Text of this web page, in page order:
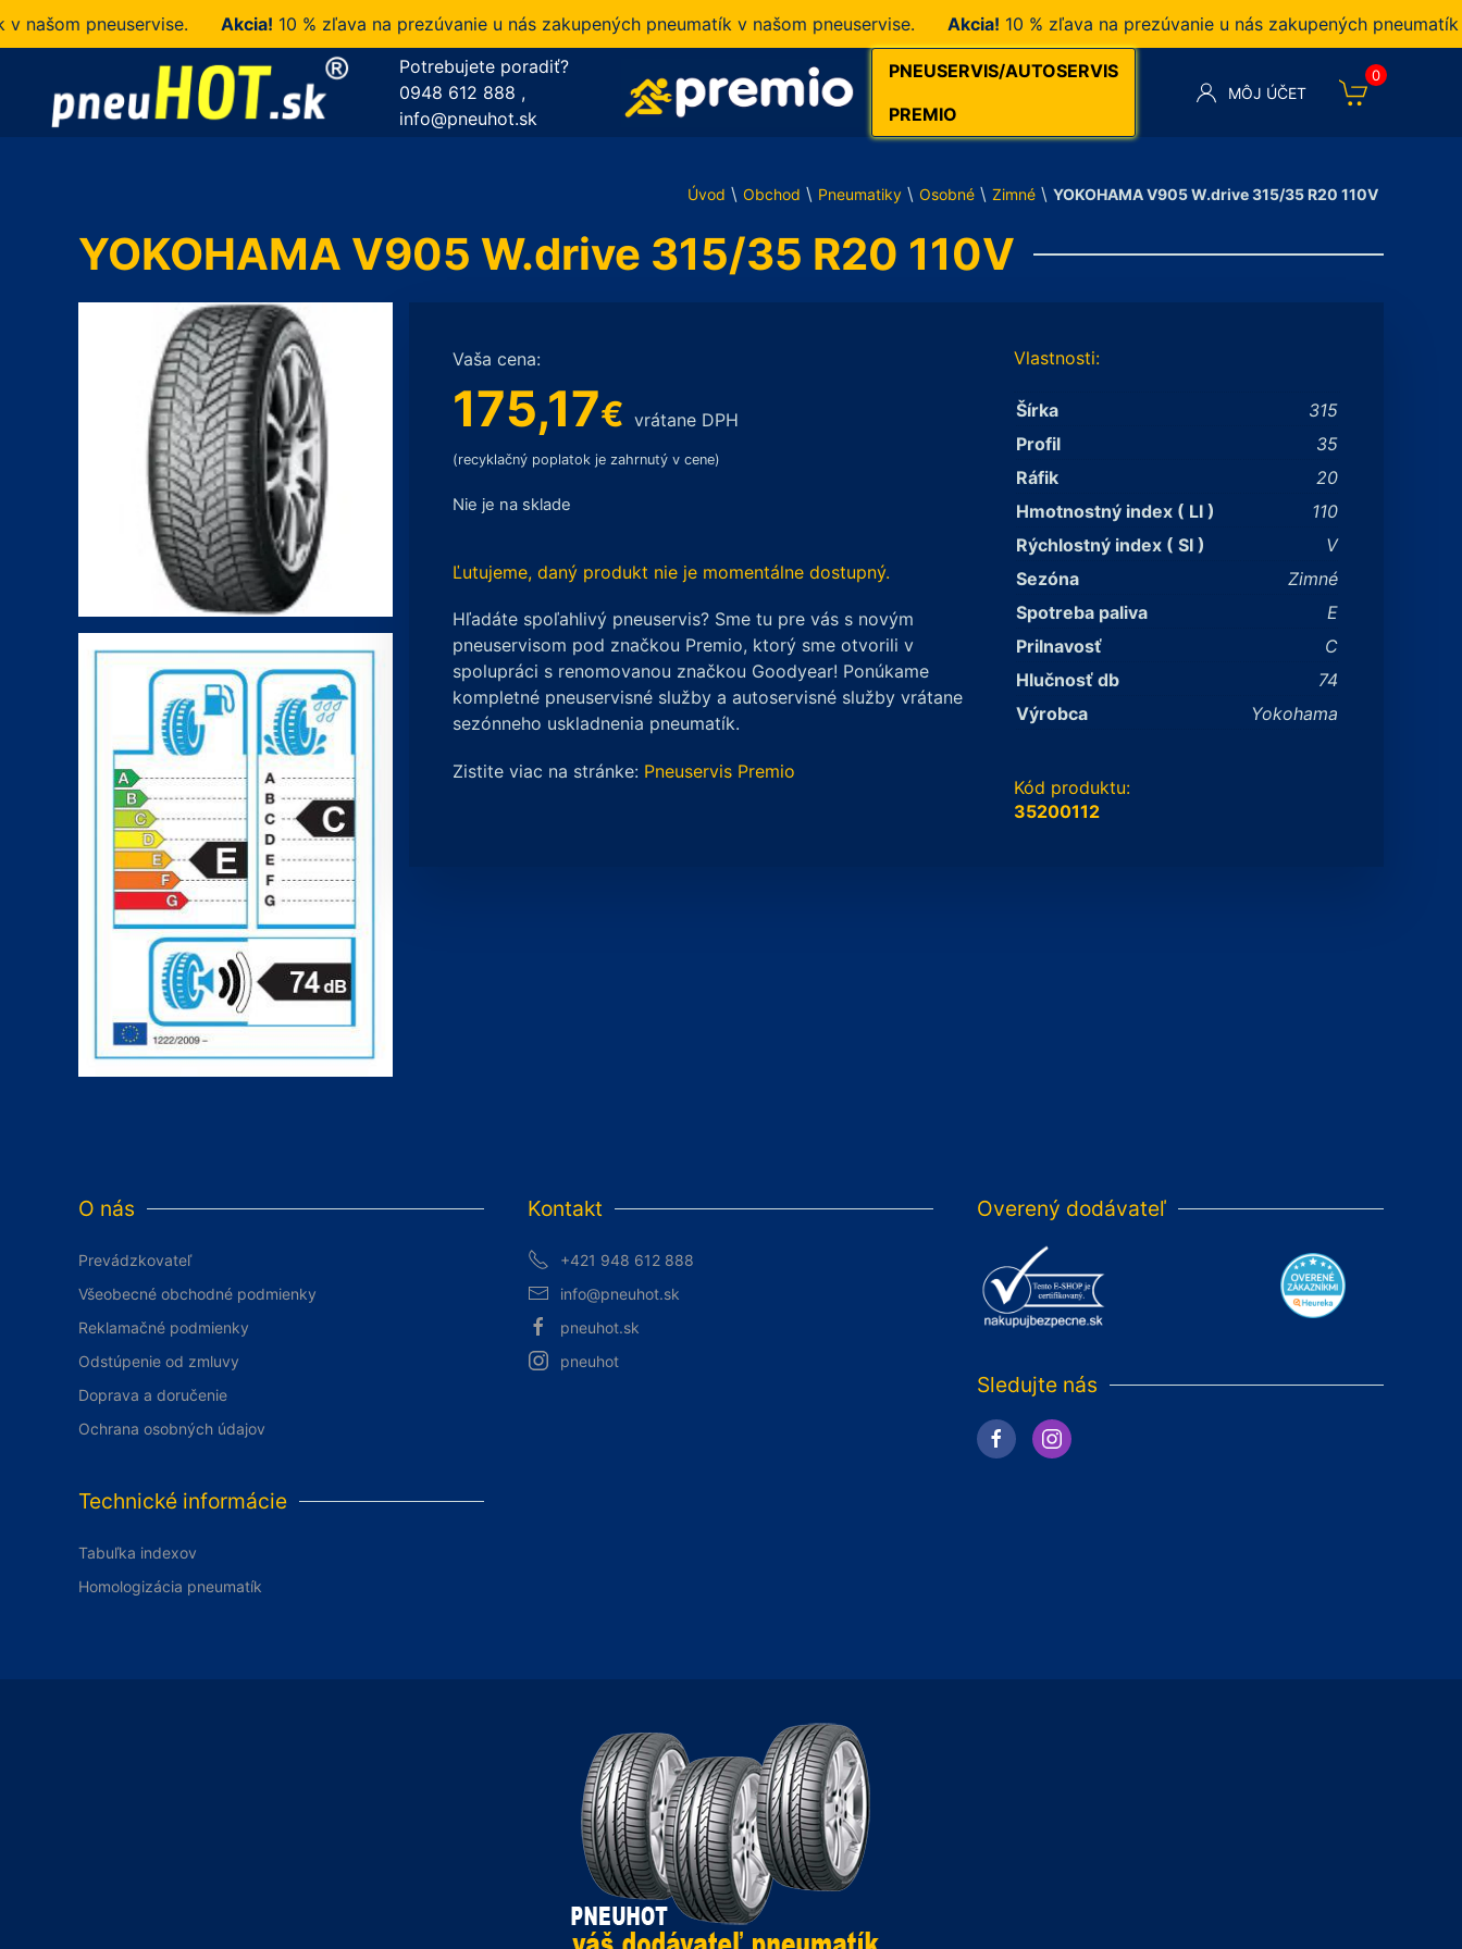
pneuservise. Akcia!10 % zľava na prezúvanie u nás zakupených pneumatík v našom pneuservise. Akcia!10 % zľava na prezúvanie u nás zakupených pneumatík v
Potrebujete poradiť?
0948 612 888 ,
info@pneuhot.sk
PNEUSERVIS/AUTOSERVIS
PREMIO
MÔJ ÚČET
0
Úvod \ Obchod \ Pneumatiky \ Osobné \ Zimné \ YOKOHAMA V905 W.drive 315/35 R20 110V
YOKOHAMA V905 W.drive 315/35 R20 110V
Vaša cena:
175,17€ vrátane DPH
(recyklačný poplatok je zahrnutý v cene)
Nie je na sklade
Ľutujeme, daný produkt nie je momentálne dostupný.
Hľadáte spoľahlivý pneuservis? Sme tu pre vás s novým
pneuservisom pod značkou Premio, ktorý sme otvorili v
spolupráci s renomovanou značkou Goodyear! Ponúkame
kompletné pneuservisné služby a autoservisné služby vrátane
sezónneho uskladnenia pneumatík.
Zistite viac na stránke: Pneuservis Premio
Vlastnosti:
Šírka
315
Profil
35
Ráfik
20
Hmotnostný index ( LI )
110
Rýchlostný index ( SI )
V
Sezóna
Zimné
Spotreba paliva
E
Prilnavosť
C
Hlučnosť db
74
Výrobca
Yokohama
Kód produktu:
35200112
O nás
Prevádzkovateľ
Všeobecné obchodné podmienky
Reklamačné podmienky
Odstúpenie od zmluvy
Doprava a doručenie
Ochrana osobných údajov
Technické informácie
Tabuľka indexov
Homologizácia pneumatík
Kontakt
+421 948 612 888
info@pneuhot.sk
pneuhot.sk
pneuhot
Overený dodávateľ
Sledujte nás